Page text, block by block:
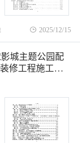
2025/12/15
城主题公园配
修工程施工组